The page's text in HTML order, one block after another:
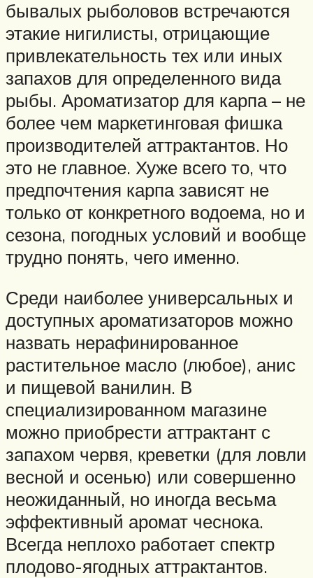
бывалых рыболовов встречаются
этакие нигилисты, отрицающие
привлекательность тех или иных
запахов для определенного вида
рыбы. Ароматизатор для карпа – не
более чем маркетинговая фишка
производителей аттрактантов. Но
это не главное. Хуже всего то, что
предпочтения карпа зависят не
только от конкретного водоема, но и
сезона, погодных условий и вообще
трудно понять, чего именно.
Среди наиболее универсальных и
доступных ароматизаторов можно
назвать нерафинированное
растительное масло (любое), анис
и пищевой ванилин. В
специализированном магазине
можно приобрести аттрактант с
запахом червя, креветки (для ловли
весной и осенью) или совершенно
неожиданный, но иногда весьма
эффективный аромат чеснока.
Всегда неплохо работает спектр
плодово-ягодных аттрактантов.